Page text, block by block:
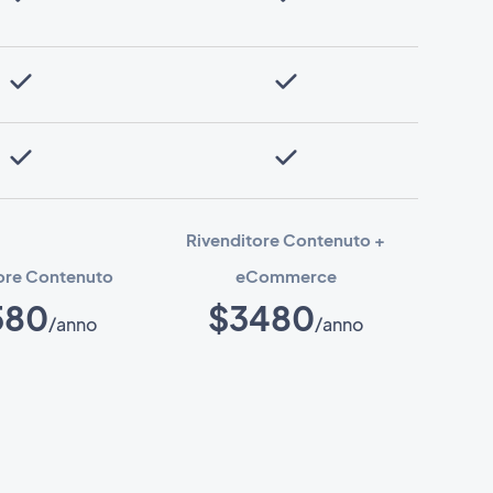
Contenuto
/anno
Rivenditore Contenuto +
eCommerce
$3480/anno